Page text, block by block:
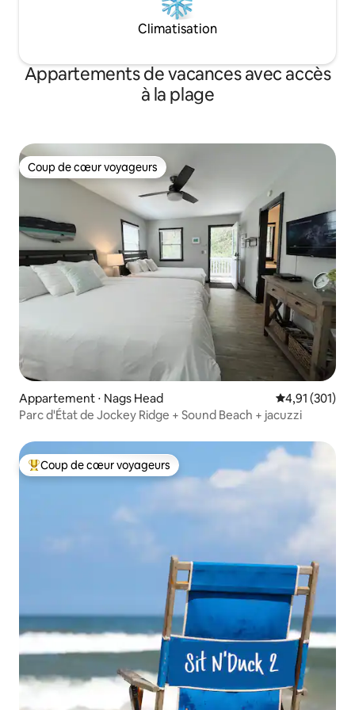
Climatisation
Appartements de vacances avec accès
à la plage
Coup de cœur voyageurs
Coup de cœur voyageurs
Appartement ⋅ Nags Head Évaluation
4,91 (301)
Parc d'État de Jockey Ridge + Sound Beach + jacuzzi
Coups de cœur voyageurs les plus appréciés
Coup de cœur voyageurs